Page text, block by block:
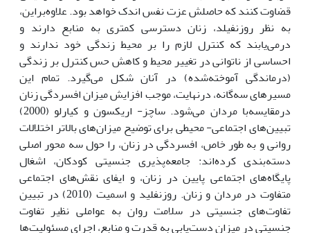
قضاوت کنند که حاصلش عزت نفس اندک خواهد بود. علاوه‌براین،
به نظر روزنفیلد، زنان دسترسی کمتری به منابع دارند و
درمی‌یابند که کنترل لازم را بر محیط زندگی خود ندارند و
احساسی از ناتوانی در تغییر محیط و کاهش حس کنترل بر زندگی
(درماندگی آموخته‌شده) در آنان شکل می‌گیرد. تمام این
مسیرهای سه‌گانه، درنهایت، موجب افزایش میزان افسردگی زنان
درمقایسه‌با مردان می‌شود. ساچز- اریکسون و کیارلو (2000)
تبیین‌های اجتماعی- محیطی برای توضیح میزان‌های بالاتر اختلالات
روانی و به طور خاص، افسردگی در زنان، را حول سه محور اصلی
دسته‌بندی کرده‌اند: جامعه‌پذیری جنسیتی کودکان، اشغال
پایگاه‌های اجتماعی پایین در زنان، و ایفای نقش‌های اجتماعی
متفاوت در مردان و زنان. روزنفلید و اسمیت (2010) در تبیین
تفاوت‌های جنسیتی در سلامت روان به عواملی نظیر تفاوت
جنسیتی در میزان دست‌یابی به قدرت و منابع، اجرای مسئولیت‌ها